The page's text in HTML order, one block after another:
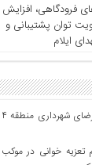
فرودگاهی، افزایش
توان پشتیبانی و
ایلام
خدمات رسانی موکب محبان الرضای شهرداری منطقه ۴
تعزیه خوانی در موکب